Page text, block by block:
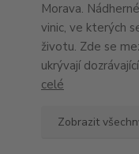
Morava.
vinic, ve kterých
životu. Zde se
ukrývají
celé
Zobrazit